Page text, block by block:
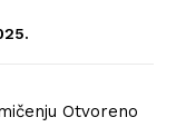
Otvoreno